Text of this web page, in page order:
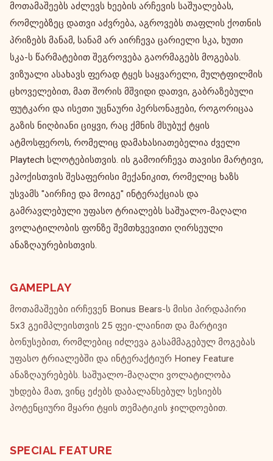
მოთამაშეებს აძლევს ხეების არჩევის საშუალებას,
რომლებზეც დათვი აძვრება, აგროვებს თაფლის ქოთნის
პრიზებს მანამ, სანამ არ აირჩევა ცარიელი სკა, ხუთი
სკა-ს წარმატებით შეგროვება გაორმაგებს მოგებას.
ვიზუალი ასახავს ფერად ტყეს საყვარელი, მულტფილმის
ცხოველებით, მათ შორის მშვიდი დათვი, გაბრაზებული
ფუტკარი და ისეთი უცნაური პერსონაჟები, როგორიცაა
გაზის ნიღბიანი ციყვი, რაც ქმნის მსუბუქ ტყის
ატმოსფეროს, რომელიც დამახასიათებელია ძველი
Playtech სლოტებისთვის. ის გამოირჩევა თავისი მარტივი,
ეპოქისთვის შესაფერისი მექანიკით, რომელიც ხაზს
უსვამს "აირჩიე და მოიგე" ინტერაქციას და
გამრავლებული უფასო ტრიალებს საშუალო-მაღალი
ვოლატილობის ფონზე შემთხვევითი ღირსეული
ანაზღაურებისთვის.
GAMEPLAY
მოთამაშეები ირჩევენ Bonus Bears-ს მისი პირდაპირი
5x3 გეიმპლეისთვის 25 ფეი-ლაინით და მარტივი
ბონუსებით, რომლებიც იძლევა გასამმაგებულ მოგებას
უფასო ტრიალებში და ინტერაქტიურ Honey Feature
ანაზღაურებებს. საშუალო-მაღალი ვოლატილობა
უხდება მათ, ვინც ეძებს დაბალანსებულ სესიებს
პოტენციური მყარი ტყის თემატიკის ჯილდოებით.
SPECIAL FEATURE